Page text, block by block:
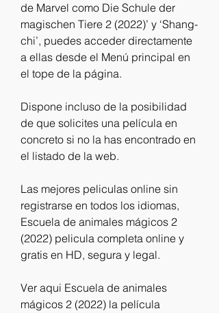
de Marvel como Die Schule der
magischen Tiere 2 (2022)’ y ‘Shang-
chi’, puedes acceder directamente
a ellas desde el Menú principal en
el tope de la página.
Dispone incluso de la posibilidad
de que solicites una película en
concreto si no la has encontrado en
el listado de la web.
Las mejores peliculas online sin
registrarse en todos los idiomas,
Escuela de animales mágicos 2
(2022) pelicula completa online y
gratis en HD, segura y legal.
Ver aqui Escuela de animales
mágicos 2 (2022) la película